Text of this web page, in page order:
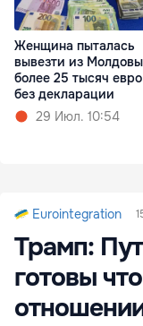
Женщина пыталась
вывезти из Молдовы
более 25 тысяч евро
без декларации
29 Июл. 10:54
Eurointegration
Трамп:
готовы